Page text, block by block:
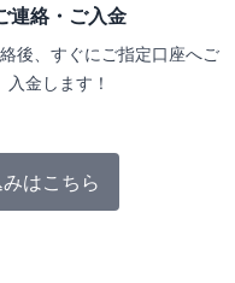
連絡・ご入金
後、すぐにご指定口座へご
入金します！
はこちら